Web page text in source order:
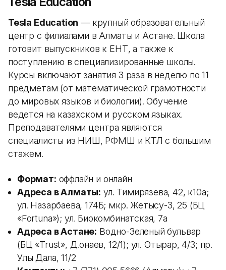
Tesla Education — крупный образовательный
центр с филиалами в Алматы и Астане. Школа
готовит выпускников к ЕНТ, а также к
поступлению в специализированные школы.
Курсы включают занятия 3 раза в неделю по 11
предметам (от математической грамотности
до мировых языков и биологии). Обучение
ведется на казахском и русском языках.
Преподавателями центра являются
специалисты из НИШ, РФМШ и КТЛ с большим
стажем.
Формат: оффлайн и онлайн
Адреса в Алматы: ул. Тимирязева, 42, к10а;
ул. Назарбаева, 174Б; мкр. Жетысу-3, 25 (БЦ
«Fortuna»); ул. Биокомбинатская, 7а
Адреса в Астане: Водно-Зеленый бульвар
(БЦ «Trust», Д.Қонаев, 12/1); ул. Отырар, 4/3; пр.
Улы Дала, 11/2